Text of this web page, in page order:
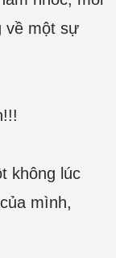
về một sự
không lúc
mình,